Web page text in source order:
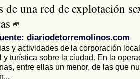
de una red de explotación
diariodetorremolinos.com
y actividades de la corporación
y turística sobre la ciudad. En la
entre ellas un menor, de las que